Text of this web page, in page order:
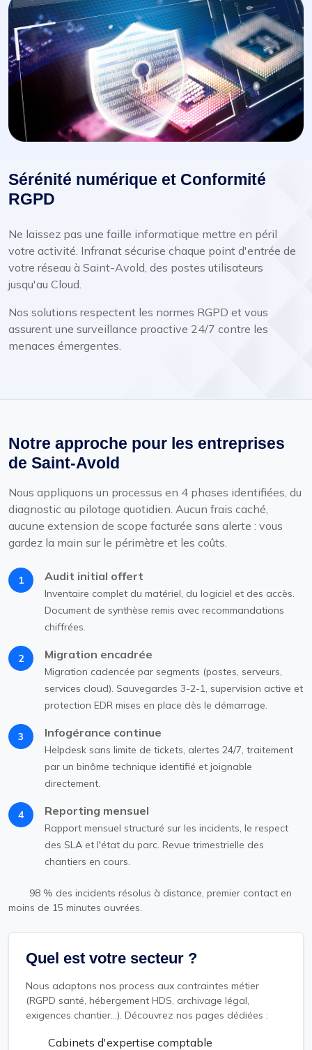
Sérénité numérique et Conformité
RGPD
Ne laissez pas une faille informatique mettre en péril
votre activité. Infranat sécurise chaque point d'entrée de
votre réseau à Saint-Avold, des postes utilisateurs
jusqu'au Cloud.
Nos solutions respectent les normes RGPD et vous
assurent une surveillance proactive 24/7 contre les
menaces émergentes.
Notre approche pour les entreprises
de Saint-Avold
Nous appliquons un processus en 4 phases identifiées, du
diagnostic au pilotage quotidien. Aucun frais caché,
aucune extension de scope facturée sans alerte : vous
gardez la main sur le périmètre et les coûts.
1 Audit initial offert
Inventaire complet du matériel, du logiciel et des accès.
Document de synthèse remis avec recommandations
chiffrées.
2 Migration encadrée
Migration cadencée par segments (postes, serveurs,
services cloud). Sauvegardes 3-2-1, supervision active et
protection EDR mises en place dès le démarrage.
3 Infogérance continue
Helpdesk sans limite de tickets, alertes 24/7, traitement
par un binôme technique identifié et joignable
directement.
4 Reporting mensuel
Rapport mensuel structuré sur les incidents, le respect
des SLA et l'état du parc. Revue trimestrielle des
chantiers en cours.
98 % des incidents résolus à distance, premier contact en
moins de 15 minutes ouvrées.
Quel est votre secteur ?
Nous adaptons nos process aux contraintes métier
(RGPD santé, hébergement HDS, archivage légal,
exigences chantier...). Découvrez nos pages dédiées :
Cabinets d'expertise comptable